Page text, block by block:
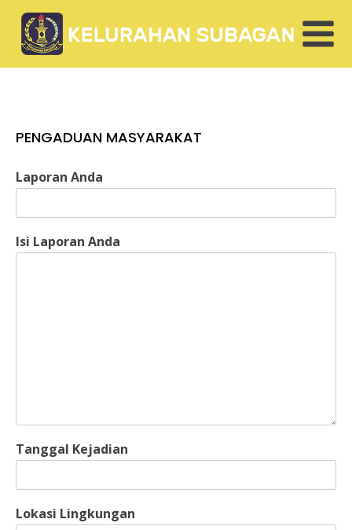
PENGADUAN MASYARAKAT
Laporan Anda
Isi Laporan Anda
Tanggal Kejadian
Lokasi Lingkungan